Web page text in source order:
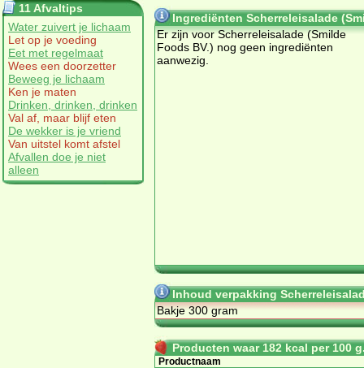
11 Afvaltips
Water zuivert je lichaam
Let op je voeding
Eet met regelmaat
Wees een doorzetter
Beweeg je lichaam
Ken je maten
Drinken, drinken, drinken
Val af, maar blijf eten
De wekker is je vriend
Van uitstel komt afstel
Afvallen doe je niet
alleen
Ingrediënten Scherreleisalade
Er zijn voor Scherreleisalade (Smilde
Foods BV.) nog geen ingrediënten
aanwezig.
Inhoud verpakking
Bakje 300 gram
Producten waar 182 kcal per 100
Productnaam